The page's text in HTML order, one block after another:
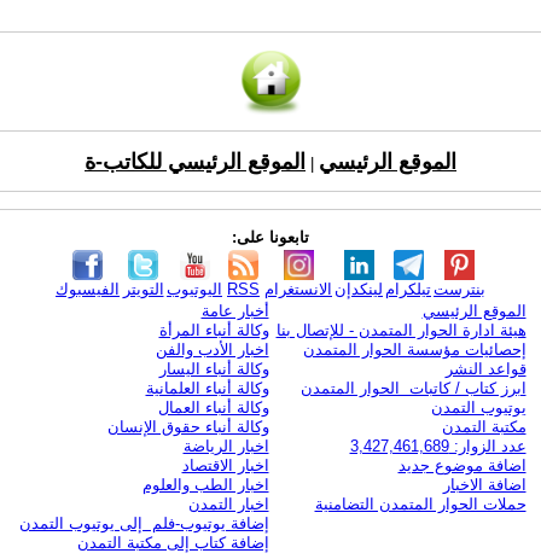
الموقع الرئيسي الموقع الرئيسي للكاتب-ة
تابعونا على:
الفيسبوك التويتر اليوتيوب RSS الانستغرام لينكدإن تيلكرامبنترست
الموقع الرئيسي
هيئة ادارة الحوار المتمدن - للإتصال بنا
إحصائيات مؤسسة الحوار المتمدن
قواعد النشر
ابرز كتاب / كاتبات الحوار المتمدن
يوتيوب التمدن
مكتبة التمدن
عدد الزوار: 3,427,461,689
اضافة موضوع جديد
اضافة الاخبار
حملات الحوار المتمدن التضامنية
أخبار عامة
وكالة أنباء المرأة
اخبار الأدب والفن
وكالة أنباء اليسار
وكالة أنباء العلمانية
وكالة أنباء العمال
وكالة أنباء حقوق الإنسان
اخبار الرياضة
اخبار الاقتصاد
اخبار الطب والعلوم
اخبار التمدن
إضافة يوتيوب-فلم إلى يوتيوب التمدن
إضافة كتاب إلى مكتبة التمدن